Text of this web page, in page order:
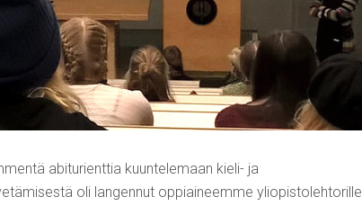
abiturienttia kuuntelemaan kieli- ja
oli langennut oppiaineemme yliopistolehtorille